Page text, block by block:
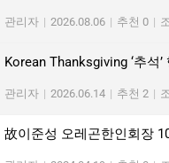
관리자 | 2026.08.06 | 추천 0 |
Korean Thanksgiving ‘추석’
관리자 | 2026.06.14 | 추천 2 |
故이준성 오레곤한인회장